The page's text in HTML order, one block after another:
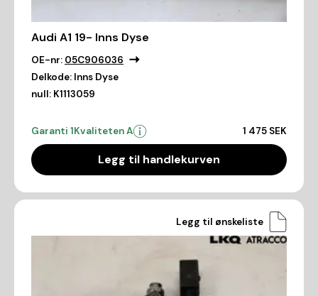
Audi A1 19- Inns Dyse
OE-nr: 05C906036
Delkode: Inns Dyse
null: K1113059
Garanti 1Kvaliteten A 1 475 SEK
Legg til handlekurven
Legg til ønskeliste